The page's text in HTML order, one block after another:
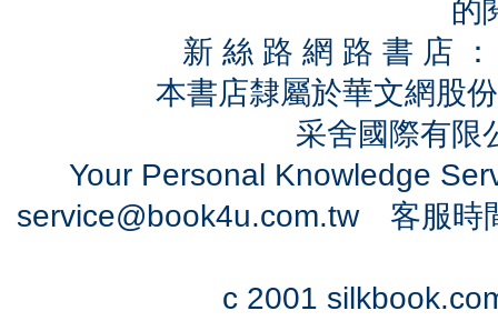
的
新 絲 路 網 路 書 店
本書店隸屬於華文網股
采舍國際有
Your Personal Knowledge
service@book4u.com.tw客服時
c 2001